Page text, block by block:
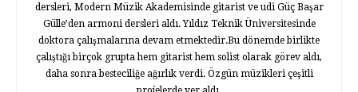
dersleri, Modern Müzik Akademisinde gitarist ve udi Güç Başar
Gülle’den armoni dersleri aldı. Yıldız Teknik Üniversitesinde
doktora çalışmalarına devam etmektedir.Bu dönemde birlikte
çalıştığı birçok grupta hem gitarist hem solist olarak görev aldı,
daha sonra besteciliğe ağırlık verdi. Özgün müzikleri çeşitli